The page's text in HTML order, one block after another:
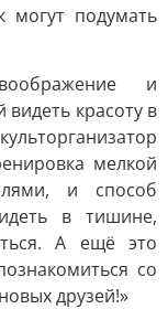
могут подумать
и
видеть красоту в
мелкой
и способ
в тишине,
А ещё это
со
друзей!»